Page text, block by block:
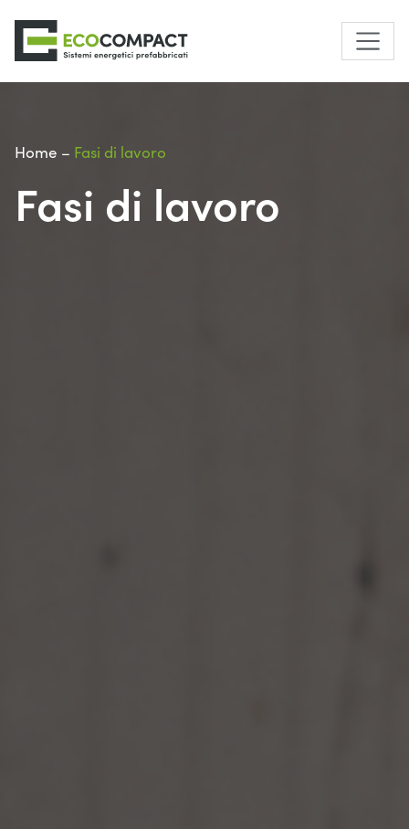
Home – Fasi di lavoro
Fasi di lavoro